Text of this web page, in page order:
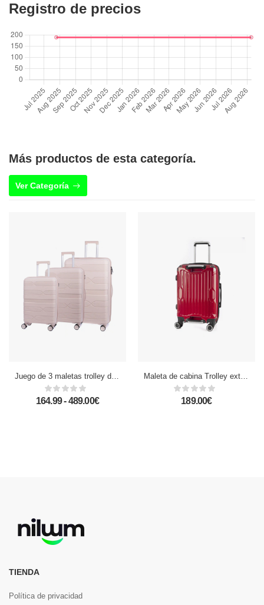
Registro de precios
Más productos de esta categoría.
Ver Categoría
Juego de 3 maletas trolley de PP resistente a la rotura. Cerradura TSA numérica, 4 ruedas dobles y giratorias 360°.
164.99 - 489.00€
Maleta de cabina Trolley extensible en material ligero de ABS+PC de alta resistencia con esquinas reforzadas. Cerradura numérica TSA, 4 ruedas dobles extraíbles y giratorias 360°.
189.00€
TIENDA
Política de privacidad